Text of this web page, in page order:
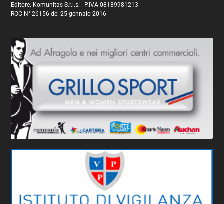
Editore: Komunitas S.r.l.s. - P.IVA 08189981213
ROC N° 26156 del 25 gennaio 2016